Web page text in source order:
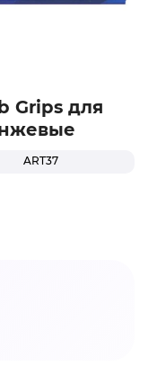
Grips для
ART37